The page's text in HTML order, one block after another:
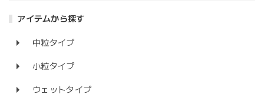
アイテムから探す
中粒タイプ
小粒タイプ
ウェットタイプ